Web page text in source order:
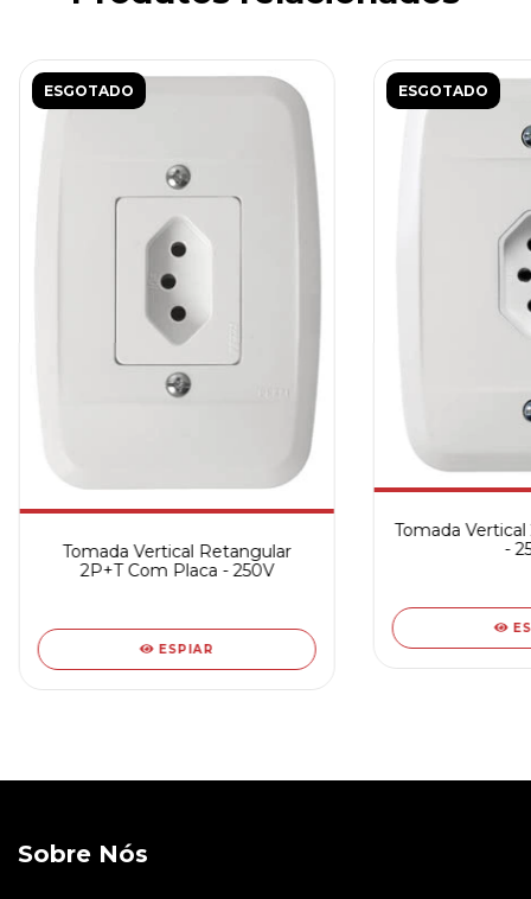
ESGOTADO
Tomada Vertical Retangular
2P+T Com Placa - 250V
ESPIAR
ESGOTADO
Tomada
-
Sobre Nós